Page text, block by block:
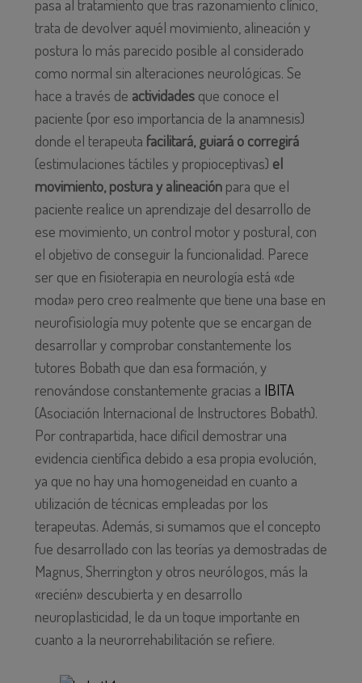
pasa al tratamiento que tras razonamiento clínico,
trata de devolver aquél movimiento, alineación y
postura lo más parecido posible al considerado
como normal sin alteraciones neurológicas. Se
hace a través de actividadesque conoce el
paciente (por eso importancia de la anamnesis)
donde el terapeuta facilitará, guiará o corregirá
(estimulaciones táctiles y propioceptivas) el
movimiento, postura y alineaciónpara que el
paciente realice un aprendizaje del desarrollo de
ese movimiento, un control motor y postural, con
el objetivo de conseguir la funcionalidad. Parece
ser que en fisioterapia en neurología está «de
moda» pero creo realmente que tiene una base en
neurofisiología muy potente que se encargan de
desarrollar y comprobar constantemente los
tutores Bobath que dan esa formación, y
renovándose constantemente gracias a IBITA
(Asociación Internacional de Instructores Bobath).
Por contrapartida, hace difícil demostrar una
evidencia científica debido a esa propia evolución,
ya que no hay una homogeneidad en cuanto a
utilización de técnicas empleadas por los
terapeutas. Además, si sumamos que el concepto
fue desarrollado con las teorías ya demostradas de
Magnus, Sherrington y otros neurólogos, más la
«recién» descubierta y en desarrollo
neuroplasticidad, le da un toque importante en
cuanto a la neurorrehabilitación se refiere.